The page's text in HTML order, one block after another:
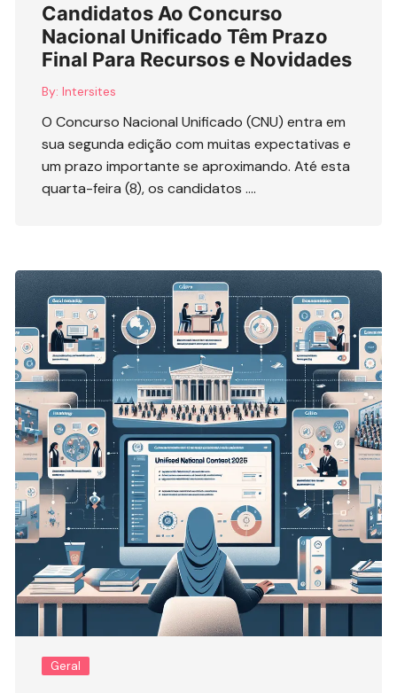
Candidatos Ao Concurso
Nacional Unificado Têm Prazo
Final Para Recursos e Novidades
By: Intersites
O Concurso Nacional Unificado (CNU) entra em
sua segunda edição com muitas expectativas e
um prazo importante se aproximando. Até esta
quarta-feira (8), os candidatos ….
Geral